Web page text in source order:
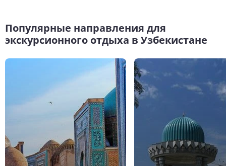
Популярные направления для
экскурсионного отдыха в Узбекистане